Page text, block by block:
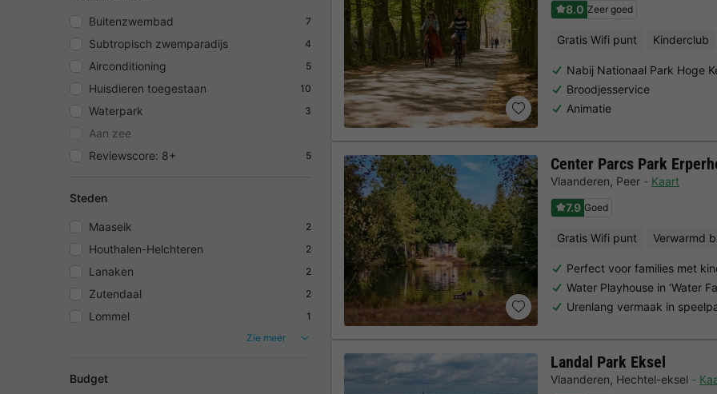
Buitenzwembad 7
Subtropisch zwemparadijs 4
Airconditioning 5
Huisdieren toegestaan 10
Waterpark 3
Aan zee
Reviewscore: 8+
5
Steden
Maaseik 2
Houthalen-Helchteren 2
Lanaken 2
Zutendaal 2
Lommel
1
Zie meer
Budget
8.0 Zeer goed
Gratis Wifi punt Kinderclub
Nabij Nationaal Park Hoge
Broodjesservice
Animatie
Center Parcs Park
Vlaanderen, Peer
Kaart
7.9 Goed
Gratis Wifi punt Verwarmd
Perfect voor families met
Water Playhouse in ‘Water
Urenlang vermaak in
Landal Park Eksel
Vlaanderen, Hechtel-eksel